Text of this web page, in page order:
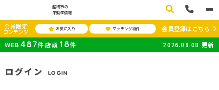
船橋市の
不動産情報
会員限定
コンテンツ お気に入り マッチング物件
会員登録はこちら
WEB 487件 店頭 18件 2026.08.08 更新
ログイン LOGIN